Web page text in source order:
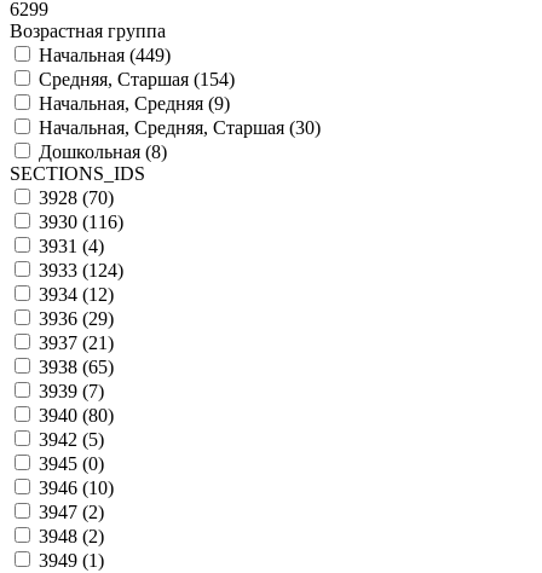
6299
Возрастная группа
Начальная (449)
Средняя, Старшая (154)
Начальная, Средняя (9)
Начальная, Средняя, Старшая (30)
Дошкольная (8)
SECTIONS_IDS
3928 (70)
3930 (116)
3931 (4)
3933 (124)
3934 (12)
3936 (29)
3937 (21)
3938 (65)
3939 (7)
3940 (80)
3942 (5)
3945 (0)
3946 (10)
3947 (2)
3948 (2)
3949 (1)